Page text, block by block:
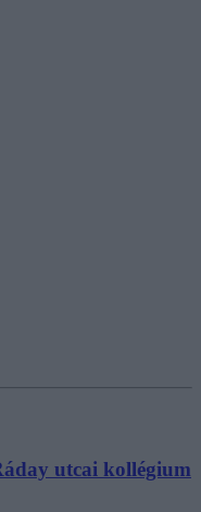
utcai kollégium